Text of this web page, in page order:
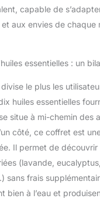
capable de
aux envies de chaque
essentielles : un
le plus les
huiles essentielles
situe à mi-chemin des
côté, ce coffret est
Il permet de
(lavande,
sans frais
bien à l’eau et